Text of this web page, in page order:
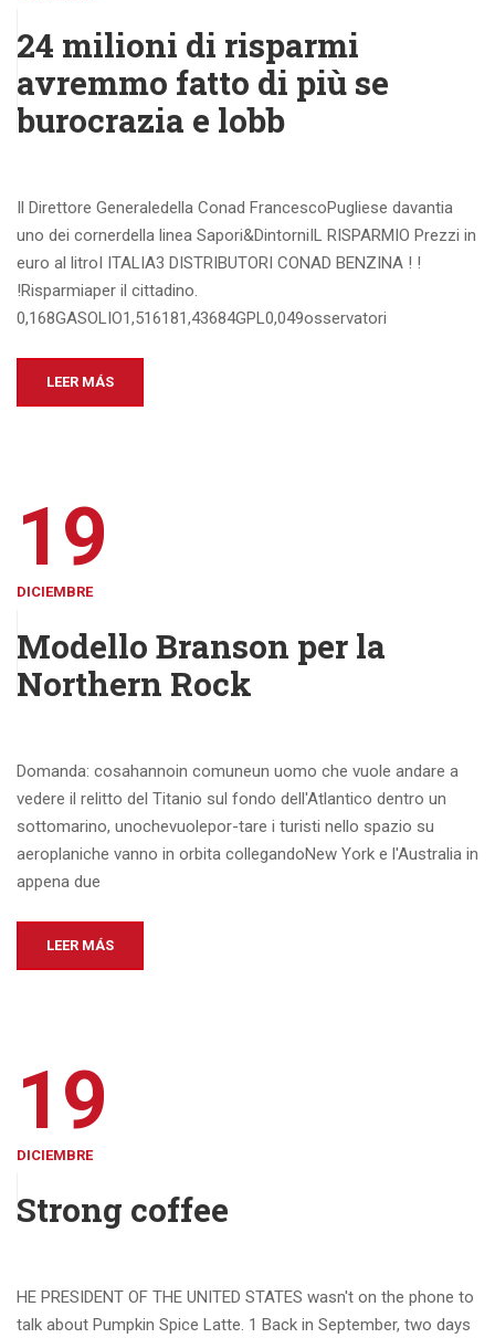
24 milioni di risparmi
avremmo fatto di più se
burocrazia e lobb
Il Direttore Generaledella Conad FrancescoPugliese davantia
uno dei cornerdella linea Sapori&DintorniIL RISPARMIO Prezzi in
euro al litroI ITALIA3 DISTRIBUTORI CONAD BENZINA ! !
!Risparmiaper il cittadino.
0,168GASOLIO1,516181,43684GPL0,049osservatori
LEER MÁS
19
DICIEMBRE
Modello Branson per la
Northern Rock
Domanda: cosahannoin comuneun uomo che vuole andare a
vedere il relitto del Titanio sul fondo dell'Atlantico dentro un
sottomarino, unochevuolepor-tare i turisti nello spazio su
aeroplaniche vanno in orbita collegandoNew York e l'Australia in
appena due
LEER MÁS
19
DICIEMBRE
Strong coffee
HE PRESIDENT OF THE UNITED STATES wasn't on the phone to
talk about Pumpkin Spice Latte. 1 Back in September, two days